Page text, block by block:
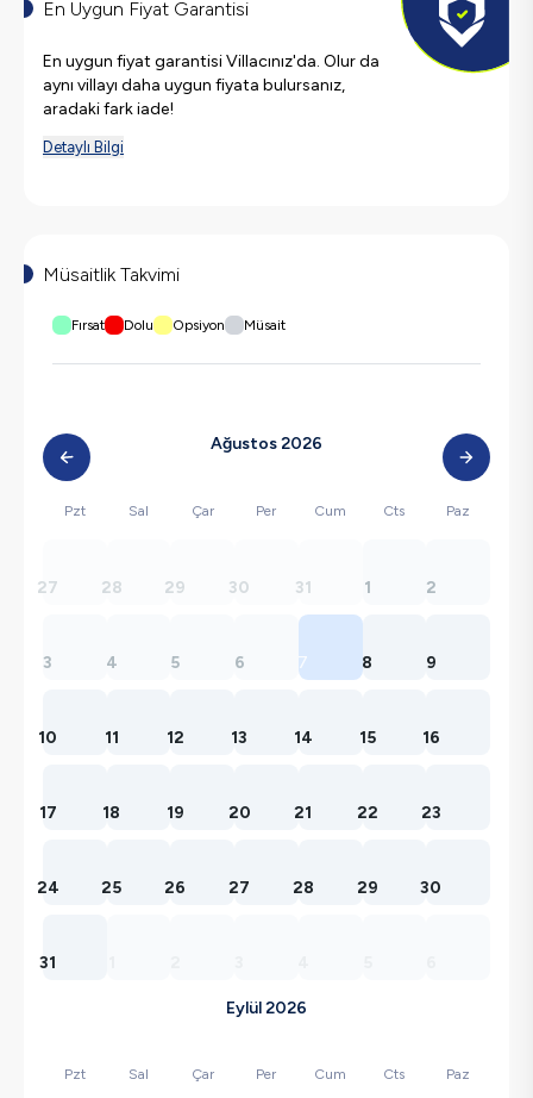
En Uygun Fiyat Garantisi
En uygun fiyat garantisi Villacınız'da. Olur da
aynı villayı daha uygun fiyata bulursanız,
aradaki fark iade!
Detaylı Bilgi
Müsaitlik Takvimi
Fırsat Dolu Opsiyon Müsait
Ağustos 2026
Pzt Sal Çar Per Cum Cts Paz
27 28 29 30 31 1 2
3 4 5 6 7 8 9
10 11 12 13 14 15 16
17 18 19 20 21 22 23
24 25 26 27 28 29 30
31
Eylül 2026
Pzt Sal Çar Per Cum Cts Paz